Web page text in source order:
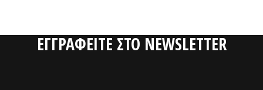
ΕΓΓΡΑΦΕΙΤΕ ΣΤΟ NEWSLETTER